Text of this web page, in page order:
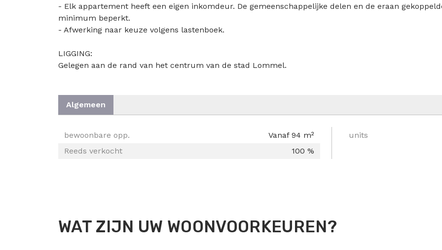
- Elk appartement heeft een eigen inkomdeur. De gemeenschappelijke delen en de eraan
minimum beperkt.
- Afwerking naar keuze volgens lastenboek.
LIGGING:
Gelegen aan de rand van het centrum van de stad Lommel.
Algemeen
ALGEMEEN
bewoonbare opp.
Vanaf 94 m²
Reeds verkocht
100 %
units
WAT ZIJN UW WOONVOORKEUREN?